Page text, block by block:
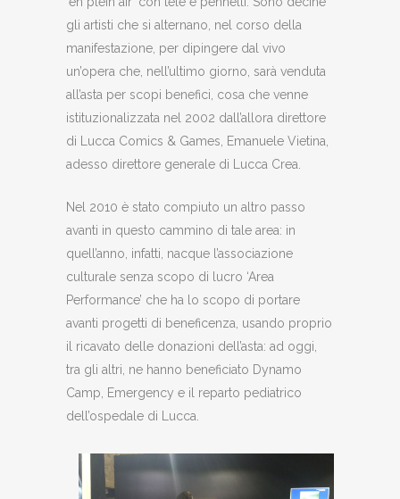
gli artisti che si alternano, nel corso della
manifestazione, per dipingere dal vivo
un’opera che, nell’ultimo giorno, sarà venduta
all’asta per scopi benefici, cosa che venne
istituzionalizzata nel 2002 dall’allora direttore
di Lucca Comics & Games, Emanuele Vietina,
adesso direttore generale di Lucca Crea.
Nel 2010 è stato compiuto un altro passo
avanti in questo cammino di tale area: in
quell’anno, infatti, nacque l’associazione
culturale senza scopo di lucro ‘Area
Performance’ che ha lo scopo di portare
avanti progetti di beneficenza, usando proprio
il ricavato delle donazioni dell’asta: ad oggi,
tra gli altri, ne hanno beneficiato Dynamo
Camp, Emergency e il reparto pediatrico
dell’ospedale di Lucca.